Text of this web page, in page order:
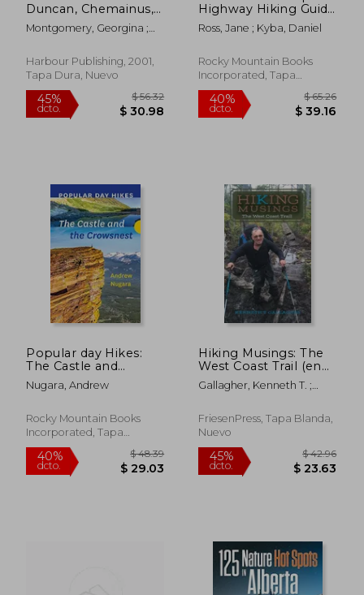
45%
dcto.
45%
dcto.
Duncan, Chemainus,
Ladysmith and
Region (en Inglés)
Montgomery, Georgina ;
Harbour Publishing, 2001,
Tapa Dura, Nuevo
Highway Hiking Guide
(en Inglés)
Ross, Jane ; Kyba, Daniel
Rocky Mountain Books
Incorporated, Tapa
Blanda, Nuevo
Popular day Hikes:
The Castle and
Crowsnest (en Inglés)
Nugara, Andrew
Rocky Mountain Books
Incorporated, Tapa
Blanda, Nuevo
Hiking Musings: The
West Coast Trail (en
Inglés)
Gallagher, Kenneth T. ;
Gallagher
FriesenPress, Tapa Blanda,
Nuevo